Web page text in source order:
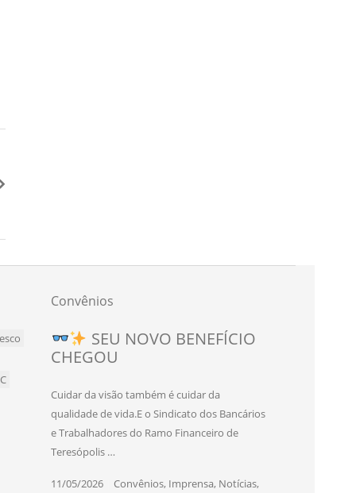
Convênios
SEU NOVO BENEFÍCIO
CHEGOU
Cuidar da visão também é cuidar da
qualidade de vida.E o Sindicato dos Bancários
e Trabalhadores do Ramo Financeiro de
Teresópolis …
11/05/2026 |Convênios, Imprensa, Notícias,